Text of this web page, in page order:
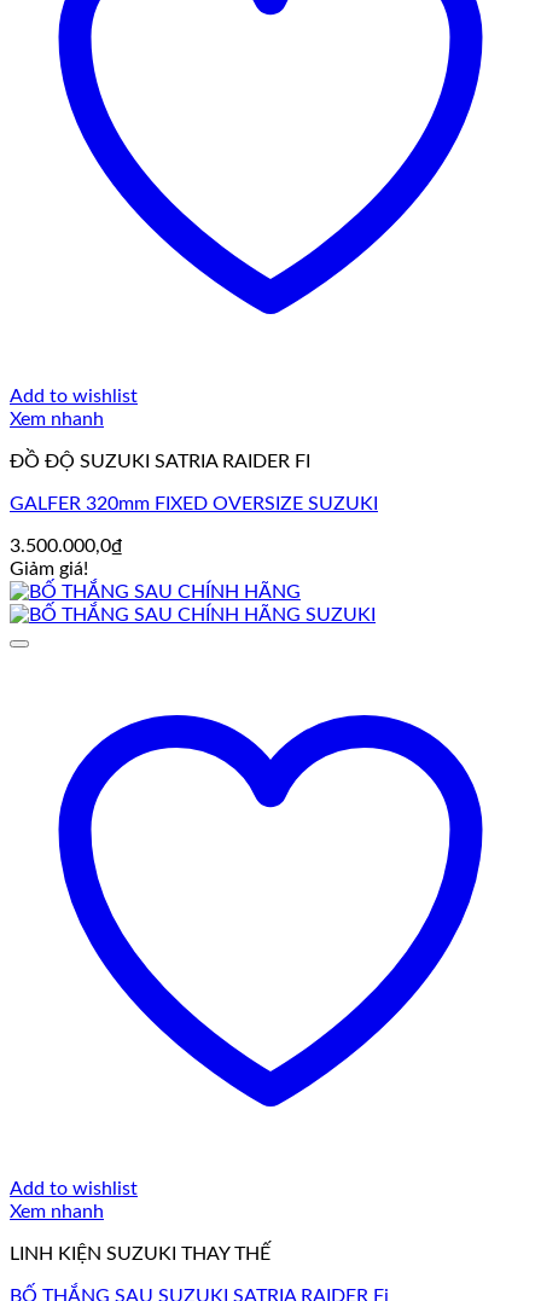
Add to wishlist
Xem nhanh
ĐỒ ĐỘ SUZUKI SATRIA RAIDER FI
GALFER 320mm FIXED OVERSIZE SUZUKI
3.500.000,0₫
Giảm giá!
Add to wishlist
Xem nhanh
LINH KIỆN SUZUKI THAY THẾ
BỐ THẮNG SAU SUZUKI SATRIA RAIDER Fi